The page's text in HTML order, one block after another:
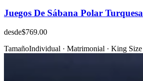
Juegos De Sábana Polar Turquesa
desde$769.00
TamañoIndividual · Matrimonial · King Size